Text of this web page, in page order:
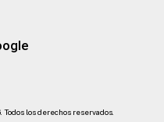
los derechos reservados.